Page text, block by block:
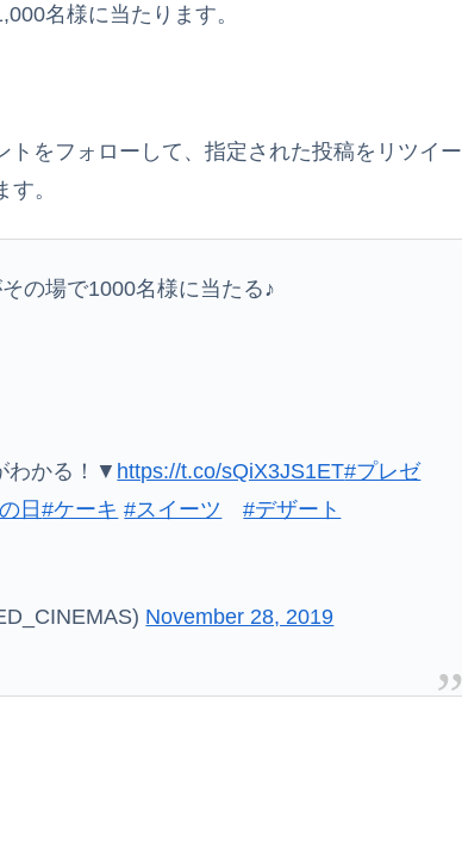
名様に当たります。
をフォローして、指定された投稿をリツイー
。
の場で1000名様に当たる♪
わかる！▼ https://t.co/sQiX3JS1ET#プレゼ
日#ケーキ #スイーツ #デザート
November 28, 2019